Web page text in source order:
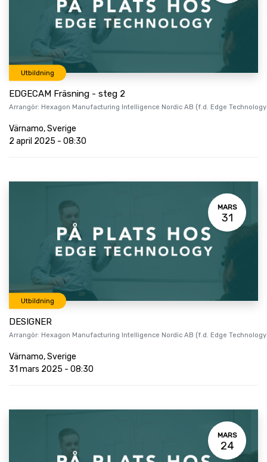
Utbildning
EDGECAM Fräsning - steg 2
Arrangör: Hexagon Manufacturing Intelligence Nordic AB (f.d. Edge
Värnamo,Sverige
2 april 2025 - 08:30
MARS
31
Utbildning
DESIGNER
Arrangör: Hexagon Manufacturing Intelligence Nordic AB (f.d. Edge
Värnamo,Sverige
31 mars 2025 - 08:30
MARS
24